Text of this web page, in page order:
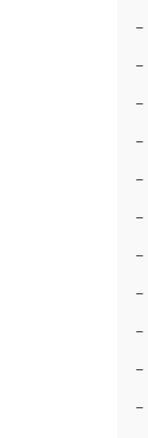
–
–
–
–
–
–
–
–
–
–
–